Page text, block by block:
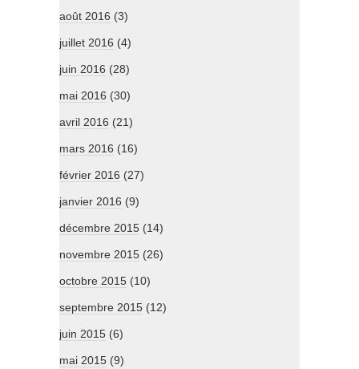
août 2016 (3)
juillet 2016 (4)
juin 2016 (28)
mai 2016 (30)
avril 2016 (21)
mars 2016 (16)
février 2016 (27)
janvier 2016 (9)
décembre 2015 (14)
novembre 2015 (26)
octobre 2015 (10)
septembre 2015 (12)
juin 2015 (6)
mai 2015 (9)